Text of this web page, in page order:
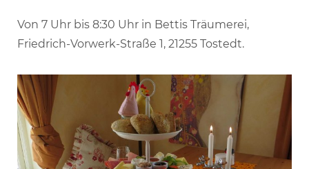
Von 7 Uhr bis 8:30 Uhr in Bettis Träumerei,
Friedrich-Vorwerk-Straße 1, 21255 Tostedt.